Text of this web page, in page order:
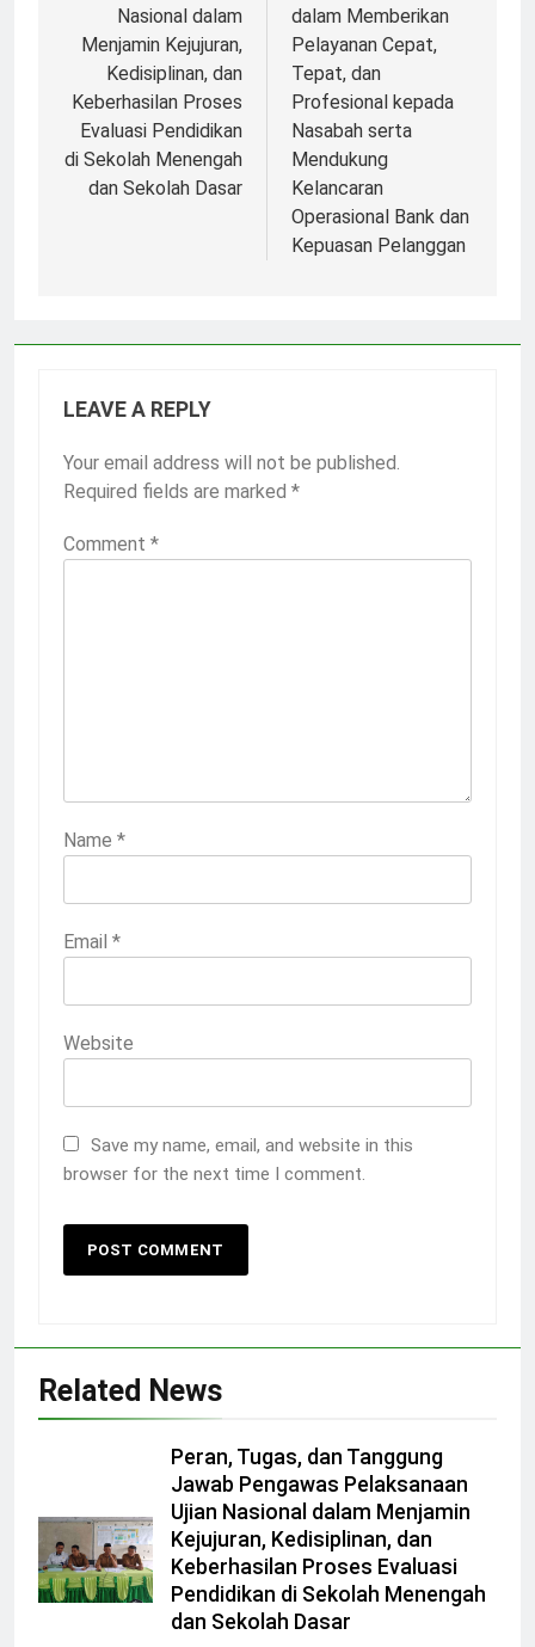
Nasional dalam
Menjamin Kejujuran,
Kedisiplinan, dan
Keberhasilan Proses
Evaluasi Pendidikan
di Sekolah Menengah
dan Sekolah Dasar
dalam Memberikan
Pelayanan Cepat,
Tepat, dan
Profesional kepada
Nasabah serta
Mendukung
Kelancaran
Operasional Bank dan
Kepuasan Pelanggan
LEAVE A REPLY
Your email address will not be published.
Required fields are marked *
Comment *
Name *
Email *
Website
Save my name, email, and website in this
browser for the next time I comment.
Related News
Peran, Tugas, dan Tanggung
Jawab Pengawas Pelaksanaan
Ujian Nasional dalam Menjamin
Kejujuran, Kedisiplinan, dan
Keberhasilan Proses Evaluasi
Pendidikan di Sekolah Menengah
dan Sekolah Dasar